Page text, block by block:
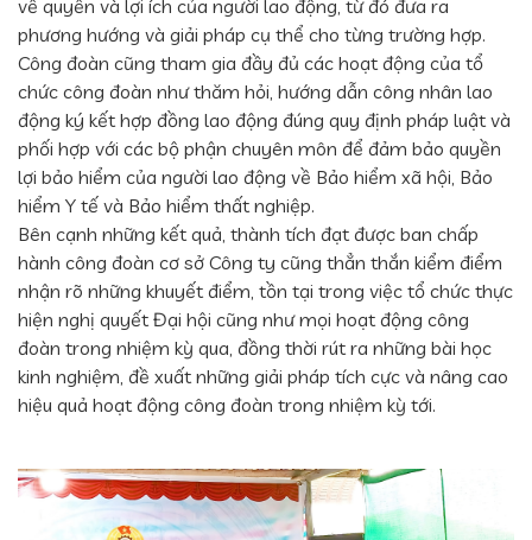
về quyền và lợi ích của người lao động, từ đó đưa ra
phương hướng và giải pháp cụ thể cho từng trường hợp.
Công đoàn cũng tham gia đầy đủ các hoạt động của tổ
chức công đoàn như thăm hỏi, hướng dẫn công nhân lao
động ký kết hợp đồng lao động đúng quy định pháp luật và
phối hợp với các bộ phận chuyên môn để đảm bảo quyền
lợi bảo hiểm của người lao động về Bảo hiểm xã hội, Bảo
hiểm Y tế và Bảo hiểm thất nghiệp.
Bên cạnh những kết quả, thành tích đạt được ban chấp
hành công đoàn cơ sở Công ty cũng thẳn thắn kiểm điểm
nhận rõ những khuyết điểm, tồn tại trong việc tổ chức thực
hiện nghị quyết Đại hội cũng như mọi hoạt động công
đoàn trong nhiệm kỳ qua, đồng thời rút ra những bài học
kinh nghiệm, đề xuất những giải pháp tích cực và nâng cao
hiệu quả hoạt động công đoàn trong nhiệm kỳ tới.